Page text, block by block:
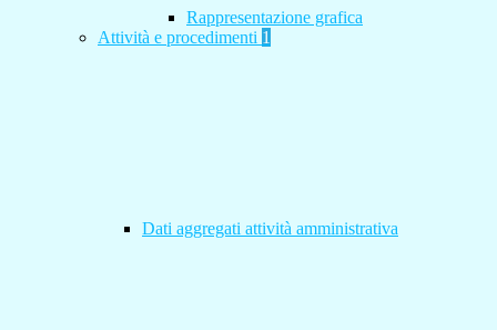
Rappresentazione grafica
Attività e procedimenti 1
Dati aggregati attività amministrativa